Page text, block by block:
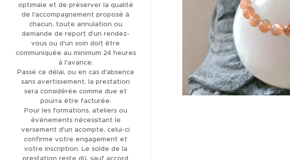
LIBÉRATION DES
MÉMOIRES KARMIQUES
LIBÉRATION DES
MÉMOIRES
FORMATION
MAGNÉTISME ET SOINS
ÉNERGÉTIQUES
FORMATION
CANALISATION
BOUTIQUE EN LIGNE
optimale et de préserver la qualité
de l'accompagnement proposé à
chacun, toute annulation ou
demande de report d'un rendez-
vous ou d'un soin doit être
communiquée au minimum 24 heures
à l'avance.
Passé ce délai, ou en cas d'absence
sans avertissement, la prestation
sera considérée comme due et
pourra être facturée.
Pour les formations, ateliers ou
événements nécessitant le
versement d'un acompte, celui-ci
confirme votre engagement et
votre inscription. Le solde de la
prestation reste dû, sauf accord